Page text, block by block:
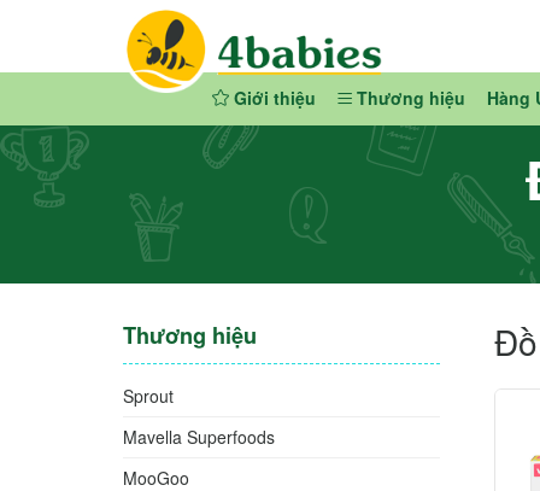
Giới thiệu Thương hiệu Hàng
Thương hiệu
Sprout
Mavella Superfoods
MooGoo